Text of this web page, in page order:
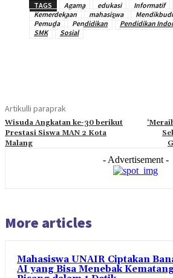
TAGS Agama edukasi Informatif
Kemerdekaan
mahasiswa
Pemuda
Pendidikan Pendidikan
SMK
Sosial
Artikulli paraprak
Wisuda Angkatan ke-30 berikut
Prestasi Siswa MAN 2 Kota
Malang
- Advertisement -
More articles
Mahasiswa UNAIR Ciptakan
AI yang Bisa Menebak